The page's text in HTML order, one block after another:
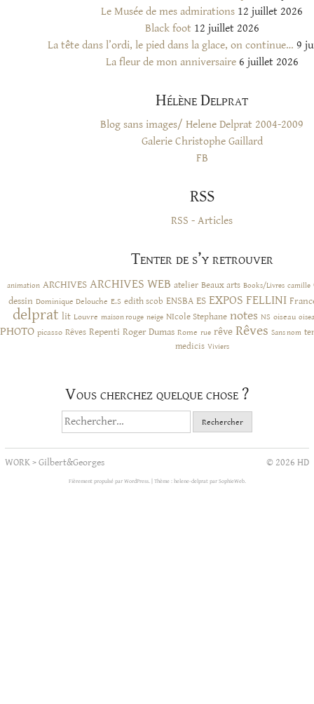
Le Musée de mes admirations 12 juillet 2026
Black foot 12 juillet 2026
La tête dans l’ordi, le pied dans la glace, on continue… 9
La fleur de mon anniversaire 6 juillet 2026
Hélène Delprat
Blog sans images/ Helene Delprat 2004-2009
Galerie Christophe Gaillard
FB
RSS
RSS - Articles
Tenter de s’y retrouver
animation ARCHIVES ARCHIVES WEB atelier Beaux arts Books/Livres camille
dessin Dominique Delouche E.S edith scob ENSBA ES EXPOS FELLINI
delprat lit Louvre maison rouge neige NIcole Stephane notes NS oiseau
PHOTO picasso Rêves Repenti Roger Dumas Rome rue rêve Rêves Sans nom
medicis Viviers
Vous cherchez quelque chose ?
Rechercher :
WORK>Gilbert&Georges © 2026 HD
Fièrement propulsé par WordPress. Thème : helene-delprat par SophieWeb.